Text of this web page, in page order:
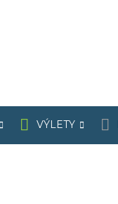
VÝLETY